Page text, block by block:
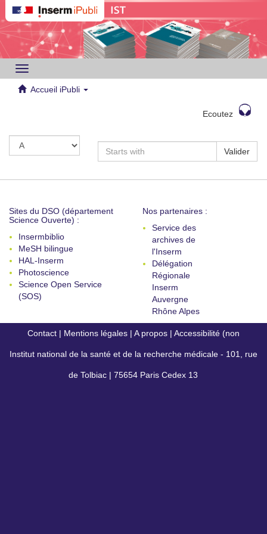
Toggle
navigation
Accueil iPubli
Ecoutez
Valider
Sites du DSO (département
Science Ouverte) :
Insermbiblio
MeSH bilingue
HAL-Inserm
Photoscience
Science Open Service
(SOS)
Nos partenaires :
Service des
archives de
l'Inserm
Délégation
Régionale
Inserm
Auvergne
Rhône Alpes
Contact | Mentions légales | A propos | Accessibilité (non
conforme)
Institut national de la santé et de la recherche médicale - 101, rue
de Tolbiac | 75654 Paris Cedex 13